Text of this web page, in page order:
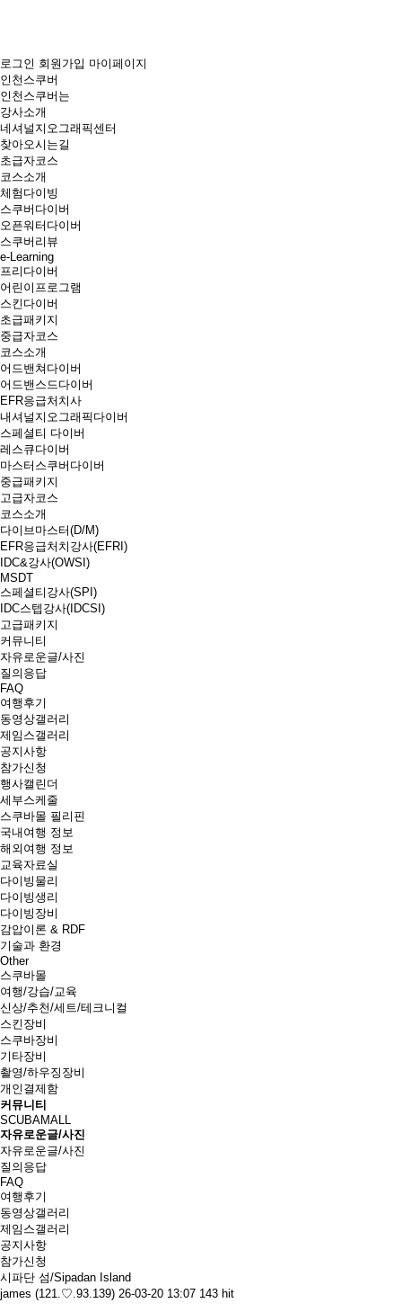
로그인 회원가입 마이페이지
인천스쿠버
인천스쿠버는
강사소개
네셔널지오그래픽센터
찾아오시는길
초급자코스
코스소개
체험다이빙
스쿠버다이버
오픈워터다이버
스쿠버리뷰
e-Learning
프리다이버
어린이프로그램
스킨다이버
초급패키지
중급자코스
코스소개
어드밴쳐다이버
어드밴스드다이버
EFR응급처치사
내셔널지오그래픽다이버
스페셜티 다이버
레스큐다이버
마스터스쿠버다이버
중급패키지
고급자코스
코스소개
다이브마스터(D/M)
EFR응급처치강사(EFRI)
IDC&강사(OWSI)
MSDT
스페셜티강사(SPI)
IDC스텝강사(IDCSI)
고급패키지
커뮤니티
자유로운글/사진
질의응답
FAQ
여행후기
동영상갤러리
제임스갤러리
공지사항
참가신청
행사캘린더
세부스케줄
스쿠바몰 필리핀
국내여행 정보
해외여행 정보
교육자료실
다이빙물리
다이빙생리
다이빙장비
감압이론 & RDF
기술과 환경
Other
스쿠바몰
여행/강습/교육
신상/추천/세트/테크니컬
스킨장비
스쿠바장비
기타장비
촬영/하우징장비
개인결제함
커뮤니티
SCUBAMALL
자유로운글/사진
자유로운글/사진
질의응답
FAQ
여행후기
동영상갤러리
제임스갤러리
공지사항
참가신청
시파단 섬/Sipadan Island
james (121.♡.93.139) 26-03-20 13:07 143 hit